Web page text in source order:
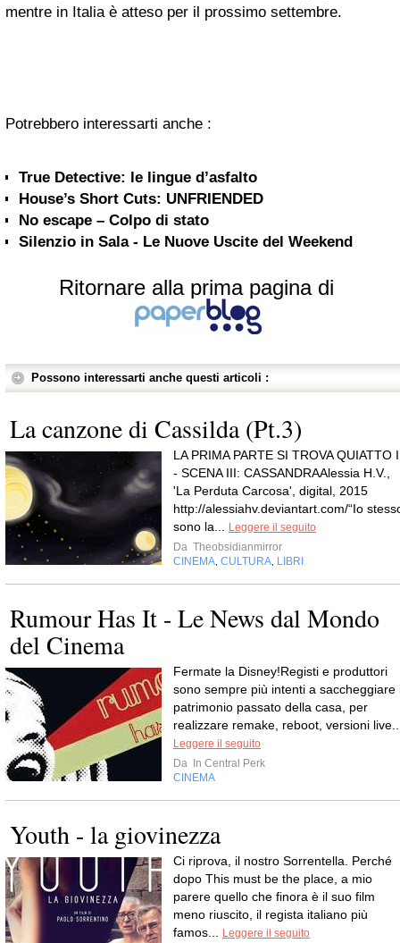
mentre in Italia è atteso per il prossimo settembre.
Potrebbero interessarti anche :
True Detective: le lingue d’asfalto
House’s Short Cuts: UNFRIENDED
No escape – Colpo di stato
Silenzio in Sala - Le Nuove Uscite del Weekend
Ritornare alla prima pagina di
Possono interessarti anche questi articoli :
La canzone di Cassilda (Pt.3)
LA PRIMA PARTE SI TROVA QUIATTO I
- SCENA III: CASSANDRAAlessia H.V.,
'La Perduta Carcosa', digital, 2015
http://alessiahv.deviantart.com/“Io
sono la...
Leggere il seguito
Da Theobsidianmirror
CINEMA CULTURA LIBRI
Rumour Has It - Le News dal Mondo
del Cinema
Fermate la Disney!Registi e produttori
sono sempre più intenti a saccheggiare
patrimonio passato della casa, per
realizzare remake, reboot, versioni
Leggere il seguito
Da In Central Perk
CINEMA
Youth - la giovinezza
Ci riprova, il nostro Sorrentella. Perché
dopo This must be the place, a mio
parere quello che finora è il suo film
meno riuscito, il regista italiano più
famos...
Leggere il seguito